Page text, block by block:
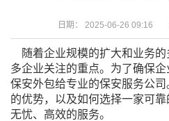
日期： 2025-06-26 09:16
随着企业规模的扩大和业务的
多企业关注的重点。为了确保
保安外包给专业的保安服务公
的优势，以及如何选择一家可
无忧、高效的服务。